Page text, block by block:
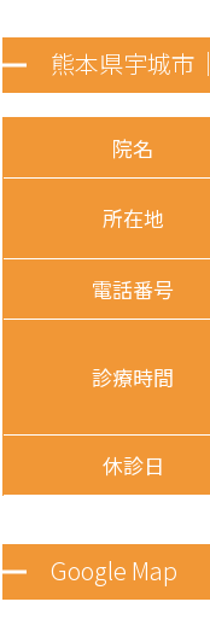
熊本県宇城市｜
院名
所在地
電話番号
診療時間
休診日
Google Map